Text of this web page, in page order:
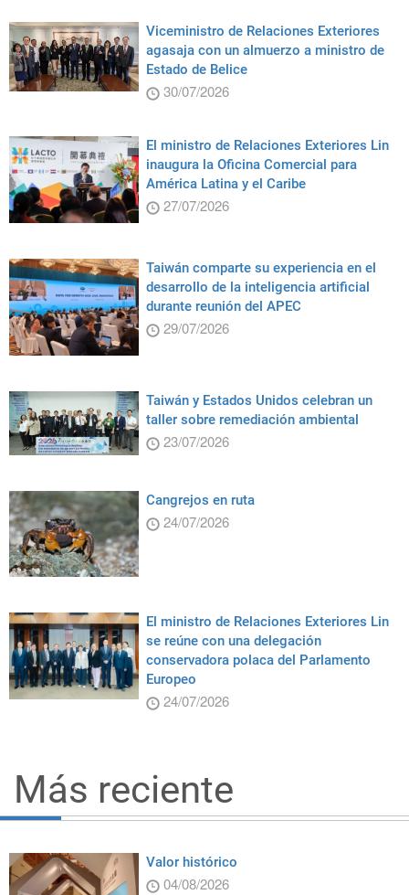
Viceministro de Relaciones Exteriores
agasaja con un almuerzo a ministro de
Estado de Belice
30/07/2026
El ministro de Relaciones Exteriores Lin
inaugura la Oficina Comercial para
América Latina y el Caribe
27/07/2026
Taiwán comparte su experiencia en el
desarrollo de la inteligencia artificial
durante reunión del APEC
29/07/2026
Taiwán y Estados Unidos celebran un
taller sobre remediación ambiental
23/07/2026
Cangrejos en ruta
24/07/2026
El ministro de Relaciones Exteriores Lin
se reúne con una delegación
conservadora polaca del Parlamento
Europeo
24/07/2026
Más reciente
Valor histórico
04/08/2026